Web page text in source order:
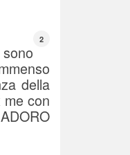
2
della
con